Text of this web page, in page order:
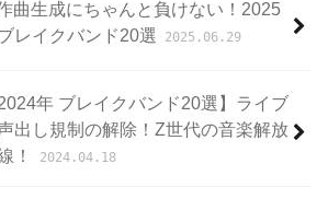
曲生成にちゃんと負けない！2025
レイクバンド20選
2025.06.29
2024年 ブレイクバンド20選】ライブ
出し規制の解除！Z世代の音楽解放
！
2024.04.18